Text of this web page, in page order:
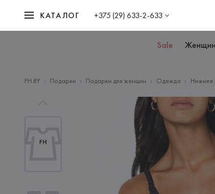
КАТАЛОГ +375 (29) 633-2-633
Sale
FH.BY Подарки Подарки для женщин Одежда Нижнее